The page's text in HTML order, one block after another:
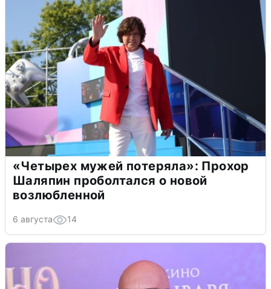
«Четырех мужей потеряла»: Прохор
Шаляпин проболтался о новой
возлюбленной
6 августа 14